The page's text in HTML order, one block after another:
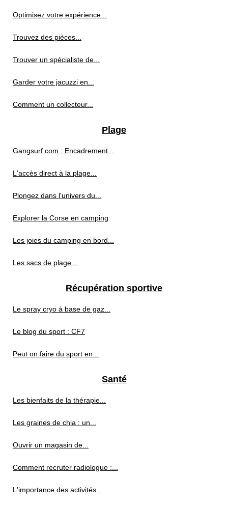
Optimisez votre expérience...
Trouvez des pièces...
Trouver un spécialiste de...
Garder votre jacuzzi en...
Comment un collecteur...
Plage
Gangsurf.com : Encadrement...
L'accès direct à la plage...
Plongez dans l'univers du...
Explorer la Corse en camping
Les joies du camping en bord...
Les sacs de plage...
Récupération sportive
Le spray cryo à base de gaz...
Le blog du sport : CF7
Peut on faire du sport en...
Santé
Les bienfaits de la thérapie...
Les graines de chia : un...
Ouvrir un magasin de...
Comment recruter radiologue :...
L'importance des activités...